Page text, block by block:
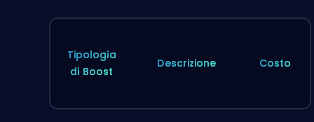
Tipologia
di Boost
Descrizione Costo